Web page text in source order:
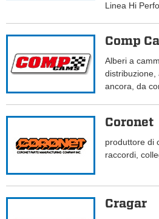
Linea Hi
Comp
Alberi a
distribuzione,
ancora, da
Coronet
produttore di
raccordi,
Cragar